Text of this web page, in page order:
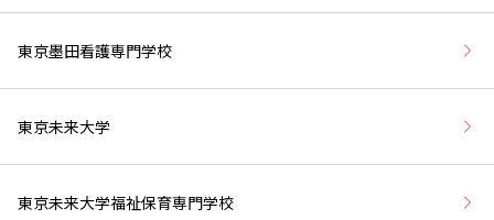
東京墨田看護専門学校
東京未来大学
東京未来大学福祉保育専門学校